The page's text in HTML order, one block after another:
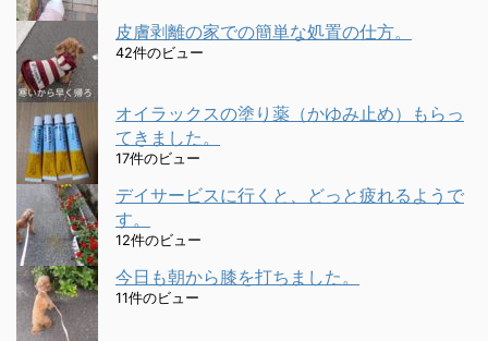
皮膚剥離の家での簡単な処置の仕方。
42件のビュー
オイラックスの塗り薬（かゆみ止め）もらっ
てきました。
17件のビュー
デイサービスに行くと、どっと疲れるようで
す。
12件のビュー
今日も朝から膝を打ちました。
11件のビュー